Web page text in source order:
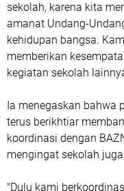
sekolah, karena kita
amanat Undang-
kehidupan bangsa.
memberikan
kegiatan sekolah
‎Ia menegaskan bahwa
terus berikhtiar
koordinasi dengan
mengingat sekolah
‎"Dulu kami